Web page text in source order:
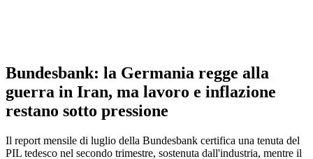
Bundesbank: la Germania regge alla
guerra in Iran, ma lavoro e inflazione
restano sotto pressione
Il report mensile di luglio della Bundesbank certifica una tenuta del
PIL tedesco nel secondo trimestre, sostenuta dall'industria, mentre il